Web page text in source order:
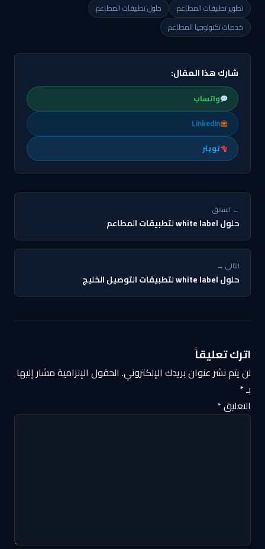
تطوير تطبيقات المطاعم
حلول تطبيقات المطاعم
خدمات تكنولوجيا المطاعم
شارك هذا المقال:
واتساب
LinkedIn
تويتر
← السابق
حلول white label لتطبيقات المطاعم
التالي →
حلول white label لتطبيقات التوصيل الخليج
اترك تعليقاً
لن يتم نشر عنوان بريدك الإلكتروني. الحقول الإلزامية مشار إليها
بـ*
التعليق*